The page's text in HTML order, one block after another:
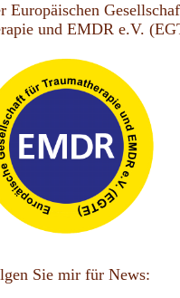
Europäischen
und EMDR e.V.
Sie mir für News: